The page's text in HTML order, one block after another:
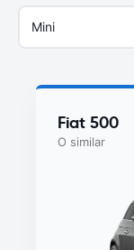
Mini
Fiat 500
O similar